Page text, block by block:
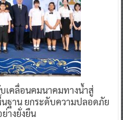
เคลื่อนคมนาคมทางน้ำสู่
ฐาน ยกระดับความปลอดภัย
างยั่งยืน